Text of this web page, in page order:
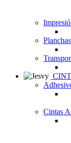
Planchas
Cintas